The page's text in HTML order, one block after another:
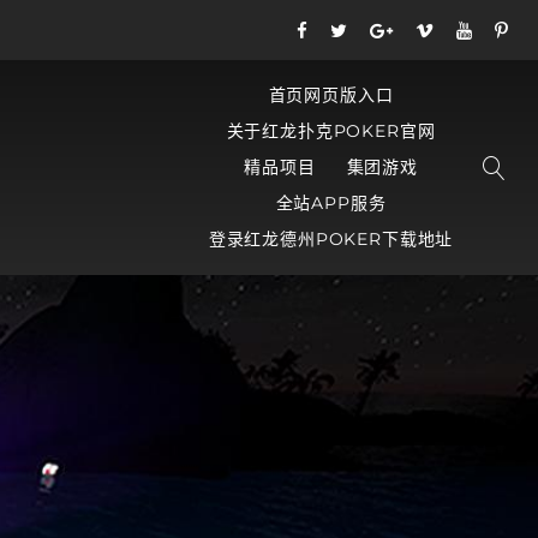
首页网页版入口
关于红龙扑克POKER官网
精品项目
集团游戏
全站APP服务
登录红龙德州POKER下载地址